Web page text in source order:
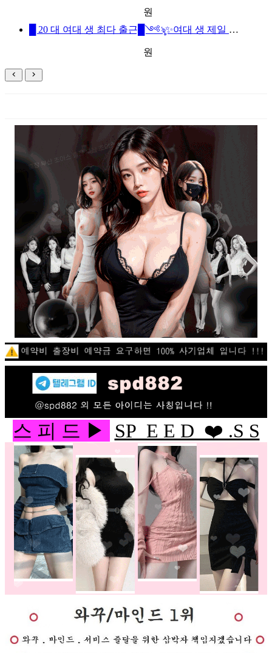
원
█ 20 대 여대 생 최다 출근█༺ৡ✨여대 생 제일 많은곳✨ৡ༻██❤24시간 영업❤이쁜애#잘노는애#귀여운애#섹시한애#모두있는 유일한곳❤회원분들이 극찬한 곳❤내상없는 서비스와 응대로
원
스 피 드 ▶ SP E E D ❤️ .S S